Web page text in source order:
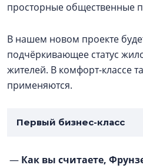
просторные общественные
В нашем новом проекте
подчёркивающее статус
жителей. В комфорт-классе
применяются.
Первый бизнес-класс
— Как вы считаете,